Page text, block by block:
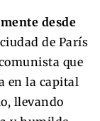
desde
de París
que
en la capital
llevando